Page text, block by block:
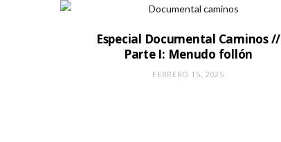
Especial Documental Caminos //
Parte I: Menudo follón
FEBRERO 15, 2025